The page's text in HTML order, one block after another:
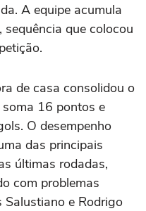
A equipe acumula
que colocou
de casa consolidou o
16 pontos e
O desempenho
das principais
últimas rodadas,
com problemas
Salustiano e Rodrigo